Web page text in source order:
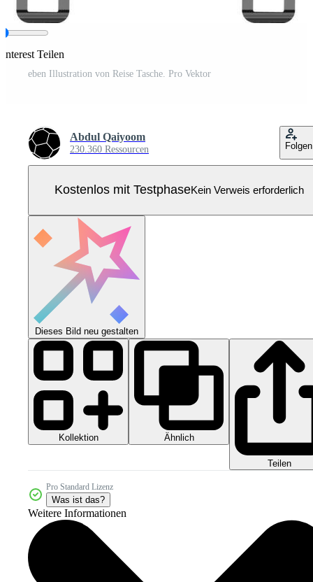
Teilen
eben Illustration von Reise Tasche. Pro Vektor
Abdul Qaiyoom
230.360 Ressourcen Folgen
Kostenlos mit TestphaseKein Verweis erforderlich
Dieses Bild neu gestalten
Kollektion Ähnlich
Teilen
Pro Standard Lizenz
Was ist das?
Weitere Informationen